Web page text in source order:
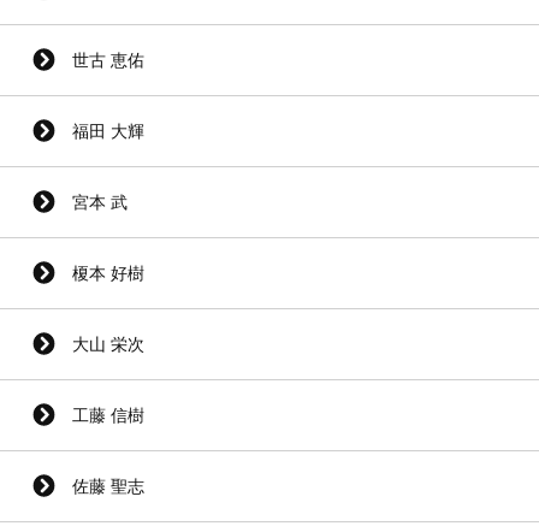
世古 恵佑
福田 大輝
宮本 武
榎本 好樹
大山 栄次
工藤 信樹
佐藤 聖志